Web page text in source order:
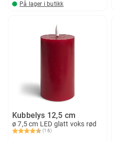
På lager i butikk
Kubbelys 12,5 cm
ø 7,5 cm LED glatt voks rød
Karakter:
(16)
4.6 av 5 mulige